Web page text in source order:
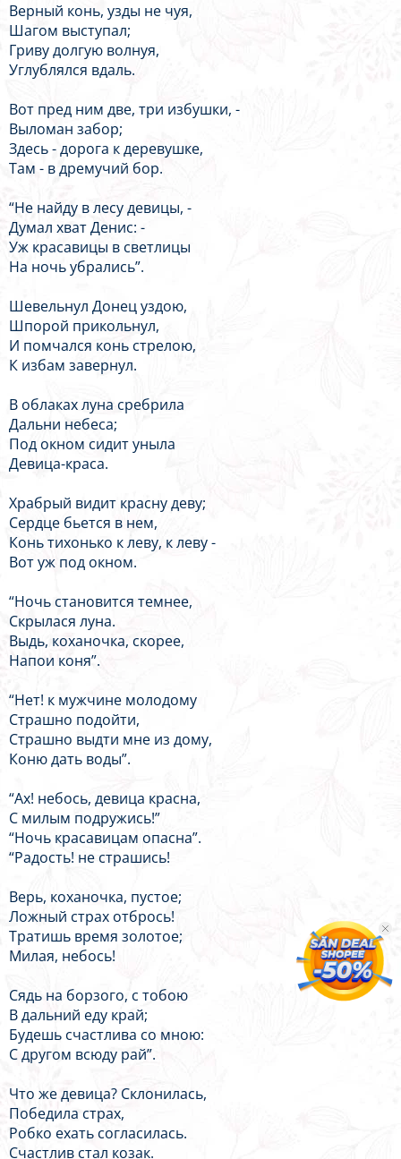
Верный конь, узды не чуя,
Шагом выступал;
Гриву долгую волнуя,
Углублялся вдаль.
Вот пред ним две, три избушки, -
Выломан забор;
Здесь - дорога к деревушке,
Там - в дремучий бор.
“Не найду в лесу девицы, -
Думал хват Денис: -
Уж красавицы в светлицы
На ночь убрались”.
Шевельнул Донец уздою,
Шпорой прикольнул,
И помчался конь стрелою,
К избам завернул.
В облаках луна сребрила
Дальни небеса;
Под окном сидит уныла
Девица-краса.
Храбрый видит красну деву;
Сердце бьется в нем,
Конь тихонько к леву, к леву -
Вот уж под окном.
“Ночь становится темнее,
Скрылася луна.
Выдь, коханочка, скорее,
Напои коня”.
“Нет! к мужчине молодому
Страшно подойти,
Страшно выдти мне из дому,
Коню дать воды”.
“Ax! небось, девица красна,
С милым подружись!”
“Ночь красавицам опасна”.
“Радость! не страшись!
Верь, коханочка, пустое;
Ложный страх отбрось!
Тратишь время золотое;
Милая, небось!
Сядь на борзого, с тобою
В дальний еду край;
Будешь счастлива со мною:
С другом всюду рай”.
Что же девица? Склонилась,
Победила страх,
Робко ехать согласилась.
Счастлив стал козак.